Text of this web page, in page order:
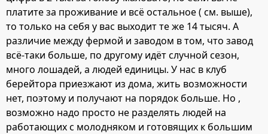
платите за проживание и всё остальное ( см. выше),
то только на себя у вас выходит те же 14 тысяч. А
различие между фермой и заводом в том, что завод
всё-таки больше, по другому идёт случной сезон,
много лошадей, а людей единицы. У нас в клуб
берейтора приезжают из дома, жить возможности
нет, поэтому и получают на порядок больше. Но ,
возможно надо просто не разделять людей на
работающих с молодняком и готовящих к большим